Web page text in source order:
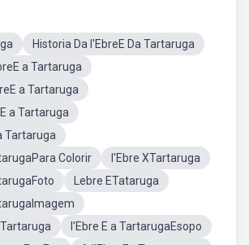
Historia Da l'EbreE Da Tartaruga
a Tartaruga
a Tartaruga
a Tartaruga
Tartaruga
Colorir
l'Ebre XTartaruga
Lebre ETataruga
l'Ebre E a TartarugaEsopo